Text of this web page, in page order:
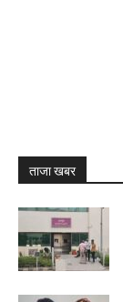
ताजा खबर